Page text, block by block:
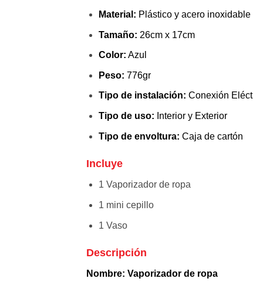
Material: Plástico y acero inoxidable
Tamaño: 26cm x 17cm
Color: Azul
Peso: 776gr
Tipo de instalación: Conexión
Tipo de uso: Interior y Exterior
Tipo de envoltura: Caja de cartón
Incluye
1 Vaporizador de ropa
1 mini cepillo
1 Vaso
Descripción
Nombre: Vaporizador de ropa